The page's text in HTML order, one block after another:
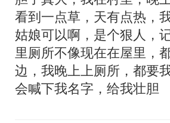
看到一点草，天有点热，
姑娘可以啊，是个狠人，
里厕所不像现在在屋里，
边，我晚上上厕所，都要
会喊下我名字，给我壮胆